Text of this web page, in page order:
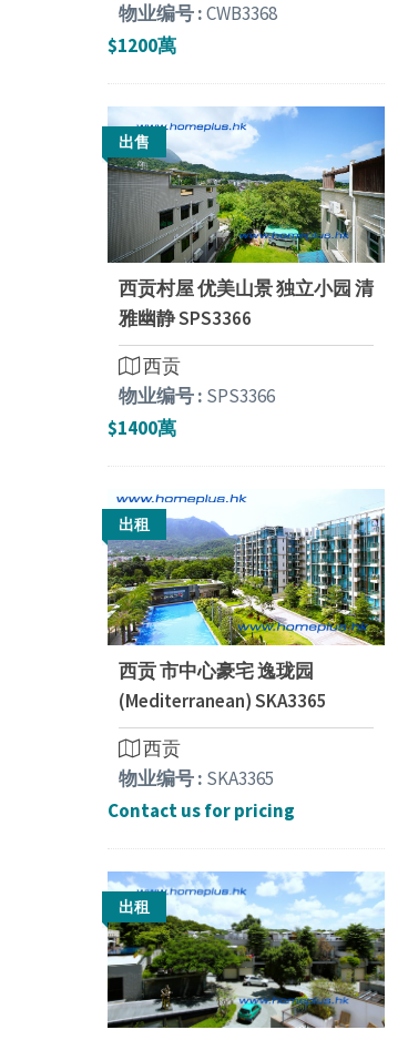
物业编号 :CWB3368
$1200萬
出售
西贡村屋 优美山景 独立小园 清
雅幽静 SPS3366
西贡
物业编号 : SPS3366
$1400萬
出租
西贡 市中心豪宅 逸珑园
(Mediterranean) SKA3365
西贡
物业编号 : SKA3365
Contact us for pricing
出租